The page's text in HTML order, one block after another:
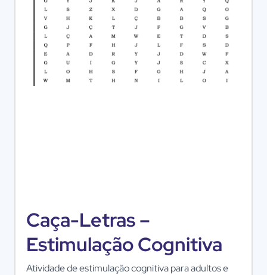
Caça-Letras –
Estimulação Cognitiva
Atividade de estimulação cognitiva para adultos e